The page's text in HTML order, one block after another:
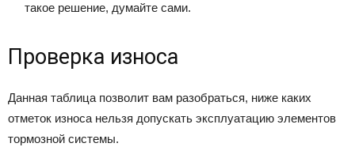
такое решение, думайте сами.
Проверка износа
Данная таблица позволит вам разобраться, ниже каких
отметок износа нельзя допускать эксплуатацию элементов
тормозной системы.